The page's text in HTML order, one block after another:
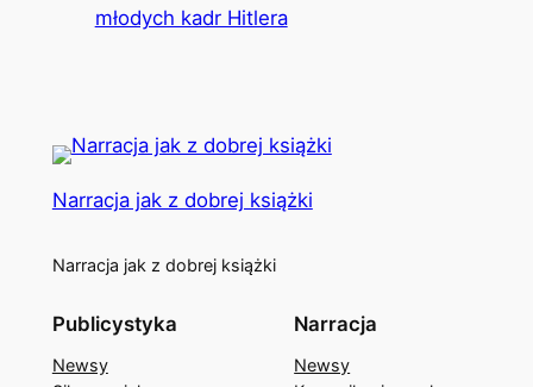
młodych kadr Hitlera
Narracja jak z dobrej książki
Narracja jak z dobrej książki
Publicystyka
Newsy
Narracja
Newsy